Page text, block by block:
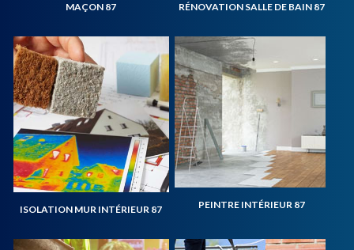
MAÇON 87 RÉNOVATION SALLE DE BAIN 87
ISOLATION MUR INTÉRIEUR 87 PEINTRE INTÉRIEUR 87